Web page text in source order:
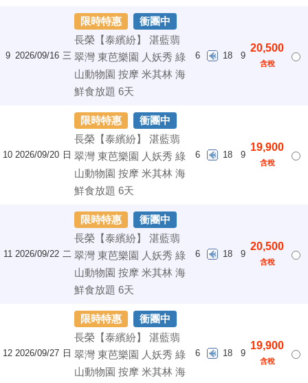
9 2026/09/16 三
限時特惠 衝團中
長榮【泰繽紛】 湛藍翡
翠灣 東芭樂園 人妖秀 綠
山動物園 按摩 米其林 海
鮮食放題 6天
6 18 9
20,500
含稅
10 2026/09/20 日
限時特惠 衝團中
長榮【泰繽紛】 湛藍翡
翠灣 東芭樂園 人妖秀 綠
山動物園 按摩 米其林 海
鮮食放題 6天
6 18 9
19,900
含稅
11 2026/09/22 二
限時特惠 衝團中
長榮【泰繽紛】 湛藍翡
翠灣 東芭樂園 人妖秀 綠
山動物園 按摩 米其林 海
鮮食放題 6天
6 18 9
20,500
含稅
12 2026/09/27 日
限時特惠 衝團中
長榮【泰繽紛】 湛藍翡
翠灣 東芭樂園 人妖秀 綠
山動物園 按摩 米其林 海
6 18 9
19,900
含稅